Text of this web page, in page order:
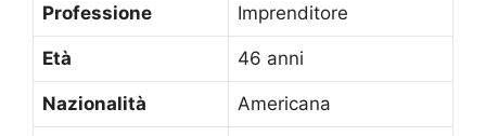
Professione Imprenditore
Età 46 anni
Nazionalità Americana